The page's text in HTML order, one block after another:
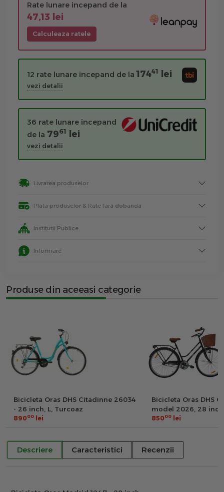
Rate lunare incepand de la
47,13 lei
Calculeaza ratele
12 rate lunare incepand de la17441 lei
vezi detalii
36 rate lunare incepand
de la 7961 lei
vezi detalii
Livrarea produselor
Plata produselor & Rate fara dobanda
Institutii Publice
Informare
Produse din aceeasi categorie
Bicicleta Oras DHS Citadinne 26034
- 26 inch, L, Turcoaz
89000 lei
Bicicleta Oras DHS
model 2026, 28
85000 lei
Descriere Caracteristici Recenzii